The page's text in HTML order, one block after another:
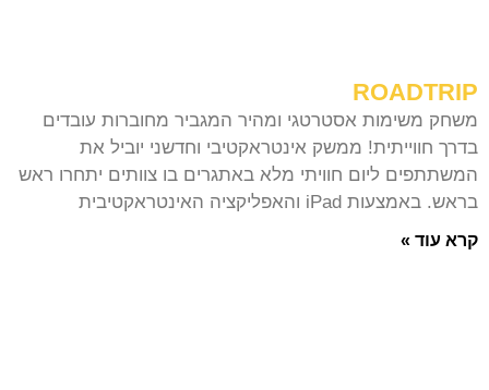
ROADTRIP
משחק משימות אסטרטגי ומהיר המגביר מחוברות עובדים
בדרך חווייתית! ממשק אינטראקטיבי וחדשני יוביל את
המשתתפים ליום חוויתי מלא באתגרים בו צוותים יתחרו ראש
בראש. באמצעות iPad והאפליקציה האינטראקטיבית
קרא עוד »